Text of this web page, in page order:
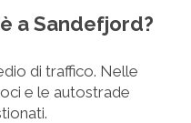
a Sandefjord?
di traffico. Nelle
e le autostrade